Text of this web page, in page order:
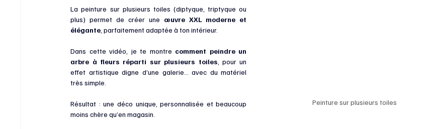
Peinture sur plusieurs toiles
La peinture sur plusieurs toiles (diptyque, triptyque ou
plus) permet de créer une œuvre XXL moderne et
élégante , parfaitement adaptée à ton intérieur.
Dans cette vidéo, je te montre comment peindre un
arbre à fleurs réparti sur plusieurs toiles , pour un
effet artistique digne d’une galerie… avec du matériel
très simple.
Résultat : une déco unique, personnalisée et beaucoup
moins chère qu’en magasin.